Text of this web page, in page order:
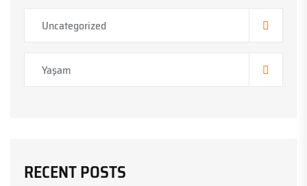
Uncategorized
Yaşam
RECENT POSTS